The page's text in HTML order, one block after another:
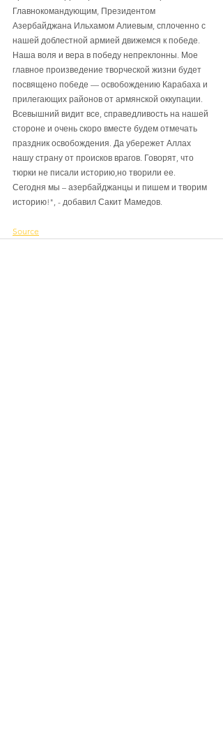
Главнокомандующим, Президентом
Азербайджана Ильхамом Алиевым, сплоченно с
нашей доблестной армией движемся к победе.
Наша воля и вера в победу непреклонны. Мое
главное произведение творческой жизни будет
посвящено победе — освобождению Карабаха и
прилегающих районов от армянской оккупации.
Всевышний видит все, справедливость на нашей
стороне и очень скоро вместе будем отмечать
праздник освобождения. Да убережет Аллах
нашу страну от происков врагов. Говорят, что
тюрки не писали историю,но творили ее.
Сегодня мы – азербайджанцы и пишем и творим
историю!", - добавил Сакит Мамедов.
Source